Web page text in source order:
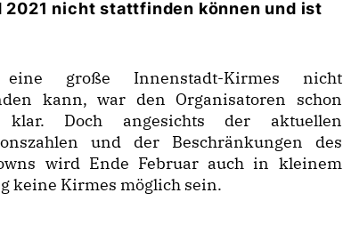
2021 nicht stattfinden können und ist
eine große Innenstadt-Kirmes nicht
kann, war den Organisatoren schon
klar. Doch angesichts der aktuellen
und der Beschränkungen des
wird Ende Februar auch in kleinem
keine Kirmes möglich sein.